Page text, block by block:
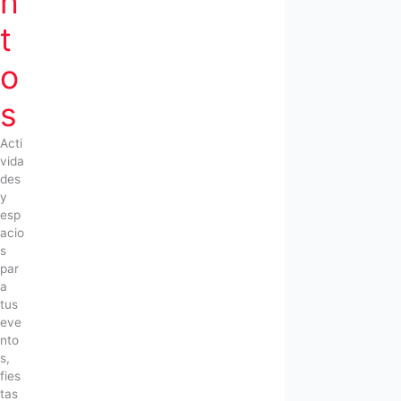
t
o
s
Acti
vida
des
y
esp
acio
s
par
a
tus
eve
nto
s,
fies
tas